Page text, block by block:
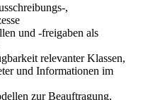
,
und -freigaben als
relevanter Klassen,
und Informationen im
zur Beauftragung,